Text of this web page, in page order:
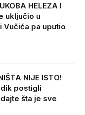
HELEZA I
uključio u
Vučića pa uputio
NIJE ISTO!
postigli
šta je sve